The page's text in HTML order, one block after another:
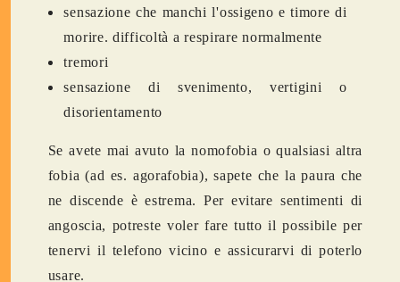
sensazione che manchi l'ossigeno e timore di
morire. difficoltà a respirare normalmente
tremori
sensazione di svenimento, vertigini o
disorientamento
Se avete mai avuto la nomofobia o qualsiasi altra
fobia (ad es. agorafobia), sapete che la paura che
ne discende è estrema. Per evitare sentimenti di
angoscia, potreste voler fare tutto il possibile per
tenervi il telefono vicino e assicurarvi di poterlo
usare.